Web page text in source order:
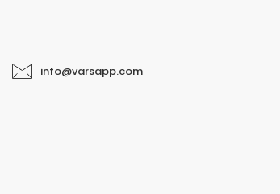
info@varsapp.com